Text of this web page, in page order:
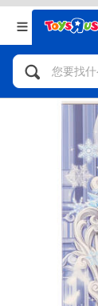
返回
分类目录
人气英
自行
拼砌
玩具
手工
返回
品牌